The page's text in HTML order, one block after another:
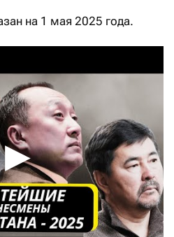
на 1 мая 2025 года.